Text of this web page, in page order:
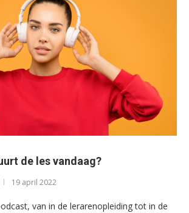
de les vandaag?
19 april 2022
van in de lerarenopleiding tot in de